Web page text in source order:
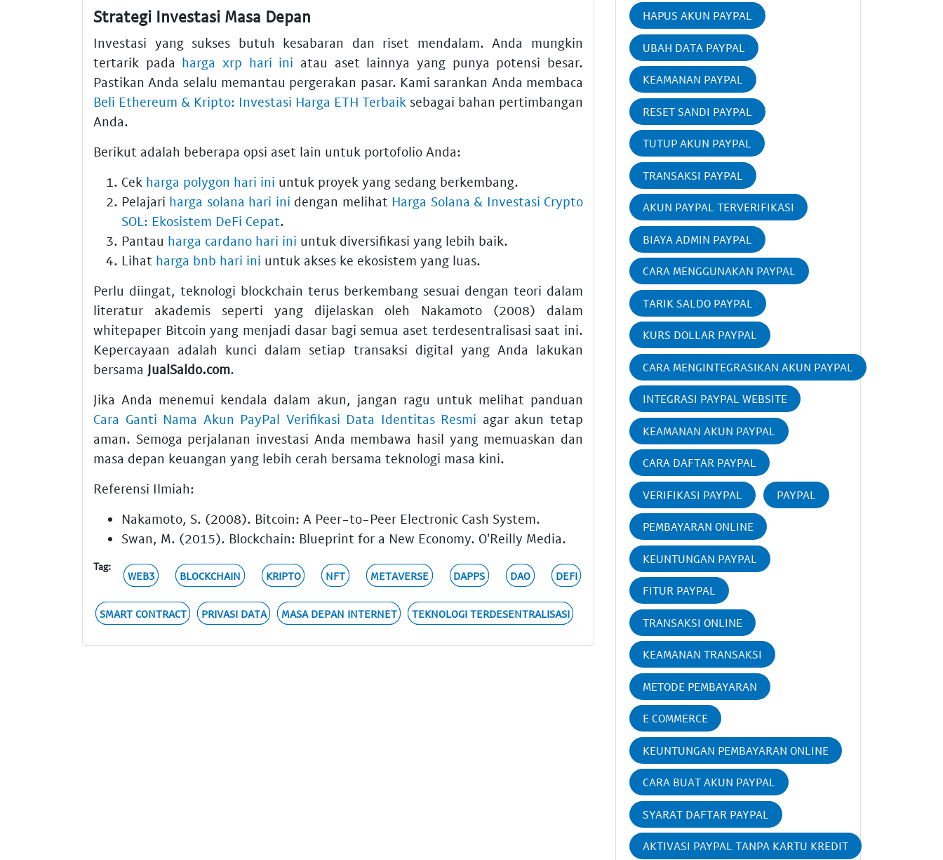
Strategi Investasi Masa Depan
Investasi yang sukses butuh kesabaran dan riset mendalam. Anda mungkin
tertarik pada harga xrp hari ini atau aset lainnya yang punya potensi besar.
Pastikan Anda selalu memantau pergerakan pasar. Kami sarankan Anda membaca
Beli Ethereum & Kripto: Investasi Harga ETH Terbaik sebagai bahan pertimbangan
Anda.
Berikut adalah beberapa opsi aset lain untuk portofolio Anda:
Cek harga polygon hari ini untuk proyek yang sedang berkembang.
Pelajari harga solana hari ini dengan melihat Harga Solana & Investasi Crypto
SOL: Ekosistem DeFi Cepat.
Pantau harga cardano hari ini untuk diversifikasi yang lebih baik.
Lihat harga bnb hari ini untuk akses ke ekosistem yang luas.
Perlu diingat, teknologi blockchain terus berkembang sesuai dengan teori dalam
literatur akademis seperti yang dijelaskan oleh Nakamoto (2008) dalam
whitepaper Bitcoin yang menjadi dasar bagi semua aset terdesentralisasi saat ini.
Kepercayaan adalah kunci dalam setiap transaksi digital yang Anda lakukan
bersama JualSaldo.com.
Jika Anda menemui kendala dalam akun, jangan ragu untuk melihat panduan
Cara Ganti Nama Akun PayPal Verifikasi Data Identitas Resmi agar akun tetap
aman. Semoga perjalanan investasi Anda membawa hasil yang memuaskan dan
masa depan keuangan yang lebih cerah bersama teknologi masa kini.
Referensi Ilmiah:
Nakamoto, S. (2008). Bitcoin: A Peer-to-Peer Electronic Cash System.
Swan, M. (2015). Blockchain: Blueprint for a New Economy. O'Reilly Media.
Tag:
WEB3 BLOCKCHAIN KRIPTO NFT METAVERSE DAPPS DAO DEFI
SMART CONTRACT PRIVASI DATA MASA DEPAN INTERNET TEKNOLOGI TERDESENTRALISASI
HAPUS AKUN PAYPAL
UBAH DATA PAYPAL
KEAMANAN PAYPAL
RESET SANDI PAYPAL
TUTUP AKUN PAYPAL
TRANSAKSI PAYPAL
AKUN PAYPAL TERVERIFIKASI
BIAYA ADMIN PAYPAL
CARA MENGGUNAKAN PAYPAL
TARIK SALDO PAYPAL
KURS DOLLAR PAYPAL
CARA MENGINTEGRASIKAN AKUN PAYPAL
INTEGRASI PAYPAL WEBSITE
KEAMANAN AKUN PAYPAL
CARA DAFTAR PAYPAL
VERIFIKASI PAYPAL PAYPAL
PEMBAYARAN ONLINE
KEUNTUNGAN PAYPAL
FITUR PAYPAL
TRANSAKSI ONLINE
KEAMANAN TRANSAKSI
METODE PEMBAYARAN
E COMMERCE
KEUNTUNGAN PEMBAYARAN ONLINE
CARA BUAT AKUN PAYPAL
SYARAT DAFTAR PAYPAL
AKTIVASI PAYPAL TANPA KARTU KREDIT